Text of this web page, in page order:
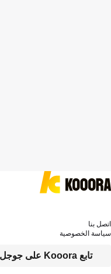
تابع Kooora على جوجل
اتصل بنا
سياسة الخصوصية